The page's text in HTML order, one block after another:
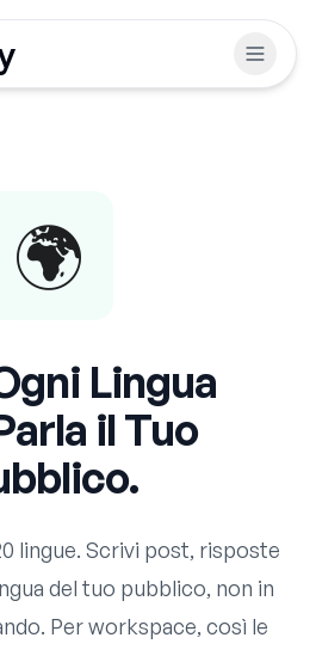
🌍
Lingua
il Tuo
lingue. Scrivi post, risposte
del tuo pubblico, non in
Per workspace, così le